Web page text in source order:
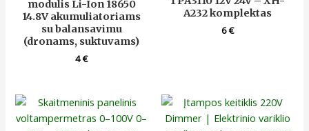
modulis Li-Ion 18650
14.8V akumuliatoriams
su balansavimu
(dronams, suktuvams)
4€
A232 komplektas
6€